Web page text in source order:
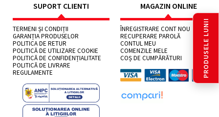
SUPORT CLIENTI
TERMENI ȘI CONDIȚII
GARANȚIA PRODUSELOR
POLITICA DE RETUR
POLITICĂ DE UTILIZARE COOKIE
POLITICĂ DE CONFIDENȚIALITATE
POLITICĂ DE LIVRARE
REGULAMENTE
MAGAZIN ONLINE
ÎNREGISTRARE CONT NOU
RECUPERARE PAROLĂ
CONTUL MEU
COMENZILE MELE
COȘ DE CUMPĂRĂTURI
PRODUSELE LUNII